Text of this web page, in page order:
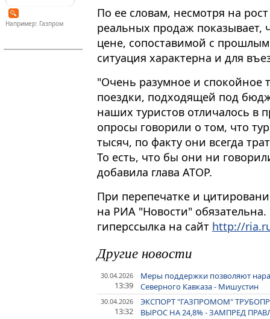
Например: Газпром
По ее словам, несмотря на
реальных продаж показывает,
цене, сопоставимой с
ситуация характерна и для
"Очень разумное и спокойное
поездки, подходящей под
наших туристов отличалось в
опросы говорили о том, что
тысяч, по факту они всегда
То есть, что бы они ни
добавила глава АТОР.
При перепечатке и
на РИА "Новости"
гиперссылка на сайт http://
Другие новости
30.04.2026
13:39
Меры поддержки позволяют
Северного Кавказа - Мишустин
30.04.2026
13:32
ЭКСПОРТ "ГАЗПРОМОМ"
ВЫРОС НА 24,8% - ЗАМПРЕД